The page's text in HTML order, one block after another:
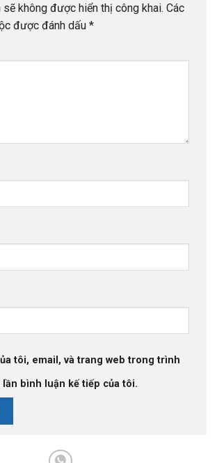
sẽ không được hiển thị công khai. Các
được đánh dấu *
tôi, email, và trang web trong trình
lần bình luận kế tiếp của tôi.